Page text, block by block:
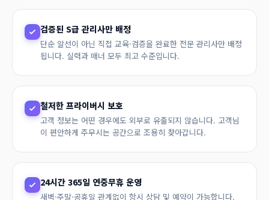
검증된 S급 관리사만 배정
단순 알선이 아닌 직접 교육·검증을 완료한 전문 관리사만 배정
됩니다. 실력과 매너 모두 최고 수준입니다.
철저한 프라이버시 보호
고객 정보는 어떤 경우에도 외부로 유출되지 않습니다. 고객님
이 편안하게 주무시는 공간으로 조용히 찾아갑니다.
24시간 365일 연중무휴 운영
새벽·주말·공휴일 관계없이 항시 상담 및 예약이 가능합니다.